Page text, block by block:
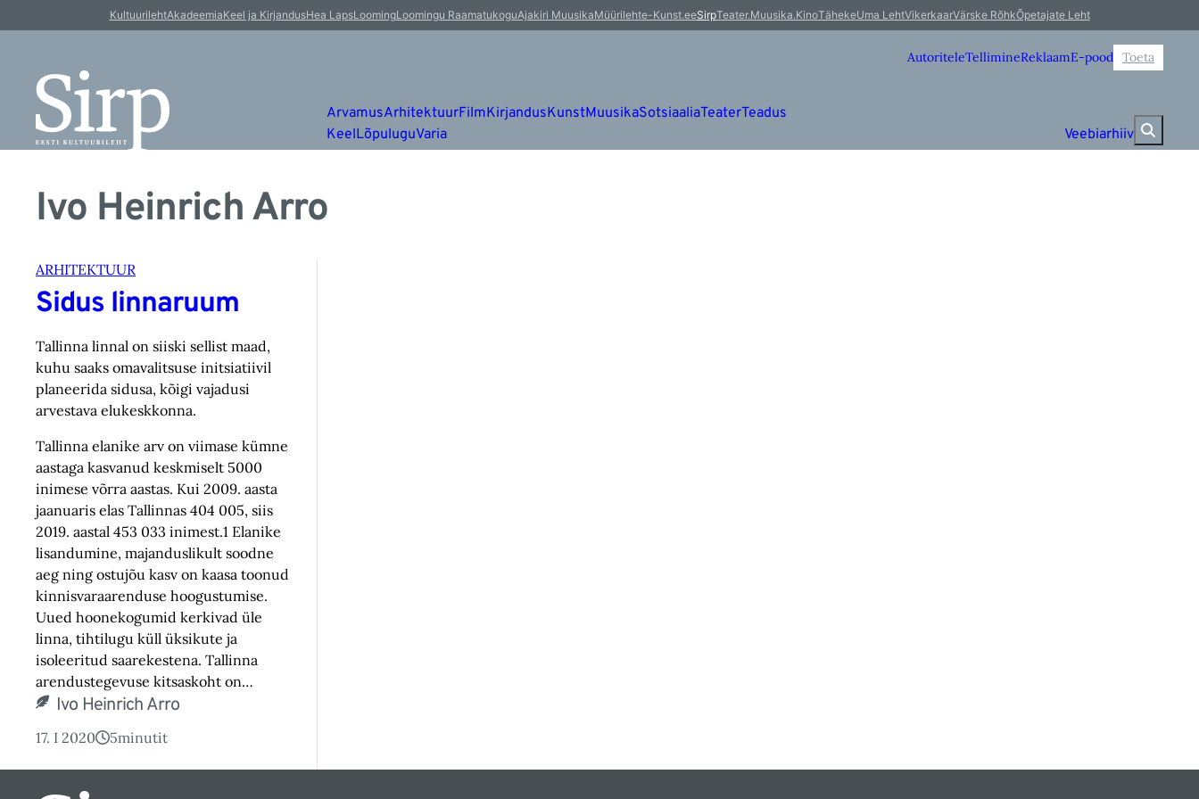
KultuurilehtAkadeemiaKeel ja KirjandusHea LapsLoomingLoomingu RaamatukoguAjakiri MuusikaMüürilehte-Kunst.eeSirpTeater.Muusika.KinoTähekeUma LehtVikerkaarVärske RõhkÕpetajate Leht
AutoriteleTellimineReklaamE-pood Toeta
ArvamusArhitektuurFilmKirjandusKunstMuusikaSotsiaaliaTeaterTeadus
KeelLõpuluguVaria Veebiarhiiv
Ivo Heinrich Arro
ARHITEKTUUR
Sidus linnaruum
Tallinna linnal on siiski sellist maad,
kuhu saaks omavalitsuse initsiatiivil
planeerida sidusa, kõigi vajadusi
arvestava elukeskkonna.
Tallinna elanike arv on viimase kümne
aastaga kasvanud keskmiselt 5000
inimese võrra aastas. Kui 2009. aasta
jaanuaris elas Tallinnas 404 005, siis
2019. aastal 453 033 inimest.1 Elanike
lisandumine, majanduslikult soodne
aeg ning ostujõu kasv on kaasa toonud
kinnisvaraarenduse hoogustumise.
Uued hoonekogumid kerkivad üle
linna, tihtilugu küll üksikute ja
isoleeritud saarekestena. Tallinna
arendustegevuse kitsaskoht on…
Ivo Heinrich Arro
17. I 2020 5minutit